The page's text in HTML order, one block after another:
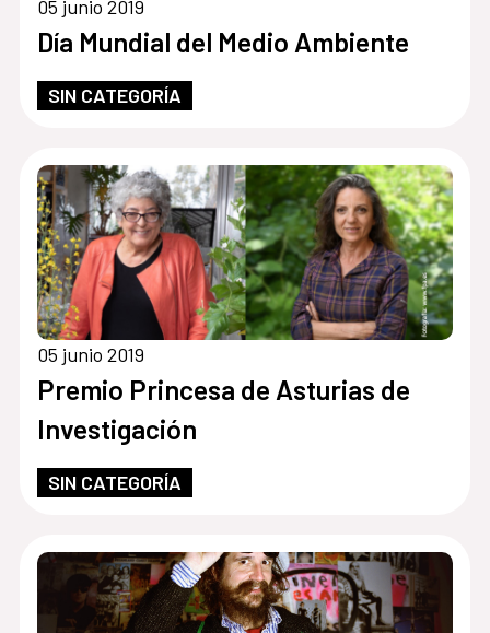
05 junio 2019
Día Mundial del Medio Ambiente
SIN CATEGORÍA
05 junio 2019
Premio Princesa de Asturias de
Investigación
SIN CATEGORÍA